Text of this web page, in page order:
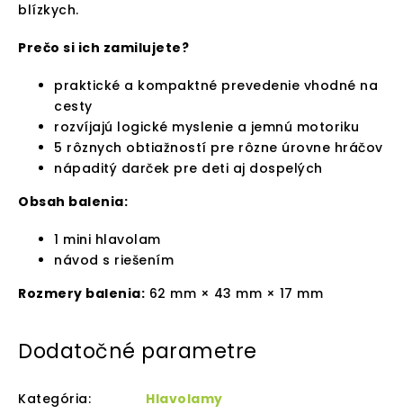
blízkych.
Prečo si ich zamilujete?
praktické a kompaktné prevedenie vhodné na
cesty
rozvíjajú logické myslenie a jemnú motoriku
5 rôznych obtiažností pre rôzne úrovne hráčov
nápaditý darček pre deti aj dospelých
Obsah balenia:
1 mini hlavolam
návod s riešením
Rozmery balenia: 62 mm × 43 mm × 17 mm
Dodatočné parametre
Kategória:
Hlavolamy